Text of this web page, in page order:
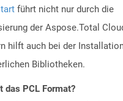
führt nicht nur durch die
der Aspose.Total
hilft auch bei der
Bibliotheken.
das PCL Format?